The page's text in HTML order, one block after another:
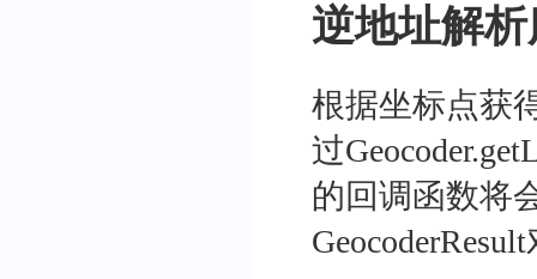
}
}, '北京市')
逆地址解
根据坐标点获
过
的回调函数将